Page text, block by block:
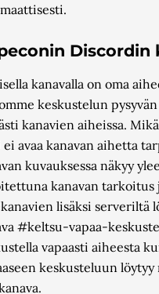
Discordin
kanavalla on oma
keskustelun
kanavien aiheissa.
avaa kanavan aihetta
kuvauksessa näkyy
kanavan tarkoitus
lisäksi serveriltä
#keltsu-vapaa-
vapaasti aiheesta
keskusteluun löytyy